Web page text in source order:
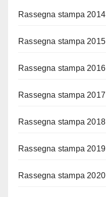
Rassegna stampa 2014
Rassegna stampa 2015
Rassegna stampa 2016
Rassegna stampa 2017
Rassegna stampa 2018
Rassegna stampa 2019
Rassegna stampa 2020